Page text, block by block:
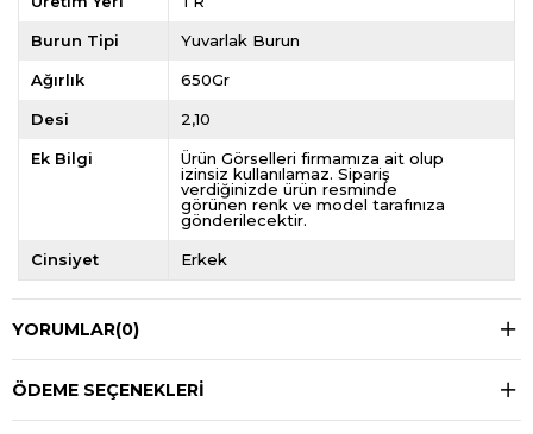
Burun Tipi Yuvarlak Burun
Ağırlık 650Gr
Desi 2,10
Ek Bilgi
Ürün Görselleri firmamıza ait olup
izinsiz kullanılamaz. Sipariş
verdiğinizde ürün resminde
görünen renk ve model tarafınıza
gönderilecektir.
Cinsiyet Erkek
YORUMLAR(0)
ÖDEME SEÇENEKLERI